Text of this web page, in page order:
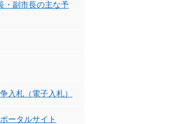
副市長の主な予
入札（電子入札）
ータルサイト